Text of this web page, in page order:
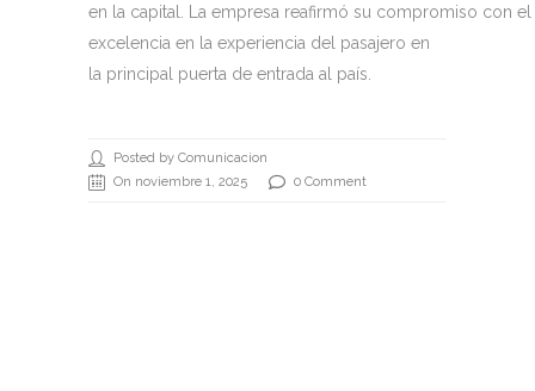
en la capital. La empresa reafirmó su compromiso con
excelencia en la experiencia del pasajero en
la principal puerta de entrada al país.
Posted by Comunicacion
On noviembre 1, 2025
0 Comment